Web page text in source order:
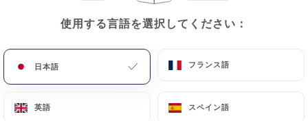
使用する言語を選択してください：
日本語 フランス語
英語 スペイン語
使用する言語を選択してください：
日本語 フランス語
英語 スペイン語